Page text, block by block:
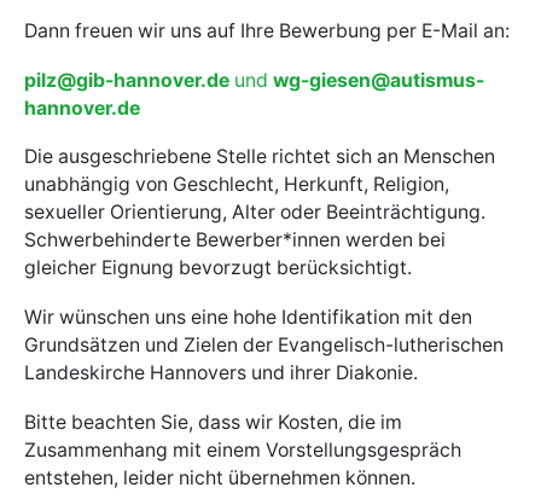
Dann freuen wir uns auf Ihre Bewerbung per E-Mail an:
pilz@gib-hannover.de und wg-giesen@autismus-
hannover.de
Die ausgeschriebene Stelle richtet sich an Menschen
unabhängig von Geschlecht, Herkunft, Religion,
sexueller Orientierung, Alter oder Beeinträchtigung.
Schwerbehinderte Bewerber*innen werden bei
gleicher Eignung bevorzugt berücksichtigt.
Wir wünschen uns eine hohe Identifikation mit den
Grundsätzen und Zielen der Evangelisch-lutherischen
Landeskirche Hannovers und ihrer Diakonie.
Bitte beachten Sie, dass wir Kosten, die im
Zusammenhang mit einem Vorstellungsgespräch
entstehen, leider nicht übernehmen können.